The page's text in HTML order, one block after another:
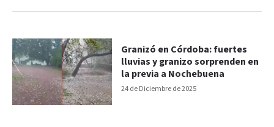
24 de Diciembre de 2025
Granizó en Córdoba: fuertes
lluvias y granizo sorprenden en
la previa a Nochebuena